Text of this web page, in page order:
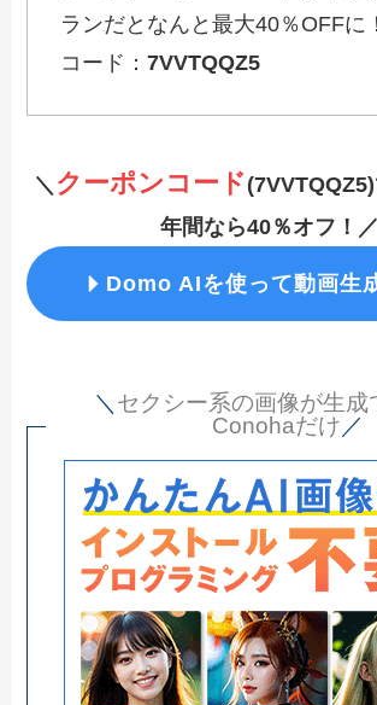
ランだとなんと最大40％OFFに
コード：7VVTQQZ5
＼ クーポンコード (7VVTQQZ5
年間なら40％オフ！／
Domo AIを使って動画生
＼ セクシー系の画像が生成
Conohaだけ／